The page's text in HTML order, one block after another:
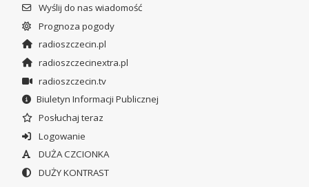
Wyślij do nas wiadomość
Prognoza pogody
radioszczecin.pl
radioszczecinextra.pl
radioszczecin.tv
Biuletyn Informacji Publicznej
Posłuchaj teraz
Logowanie
DUŻA CZCIONKA
DUŻY KONTRAST